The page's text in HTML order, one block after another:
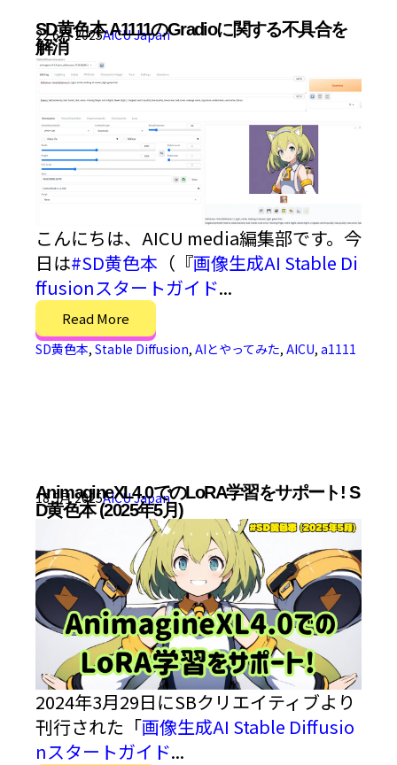
SD黄色本 A1111のGradioに関する不具合を
解消
22 6月 2025AICU Japan
こんにちは、AICU media編集部です。今
日は#SD黄色本 （『画像生成AI Stable Di
ffusionスタートガイド...
Read More
SD黄色本, Stable Diffusion, AIとやってみた, AICU, a1111
AnimagineXL4.0でのLoRA学習をサポート! S
D黄色本 (2025年5月)
18 5月 2025AICU Japan
2024年3月29日にSBクリエイティブより
刊行された「画像生成AI Stable Diffusio
nスタートガイド...